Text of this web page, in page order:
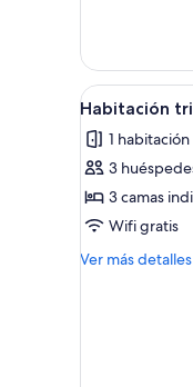
doble
de
uso
Abrir
todas
las
fotos
de
Habitación
triple
1
Habitación
1 habitación
3
3 camas
Wifi gratis
Ver más detalles
Más